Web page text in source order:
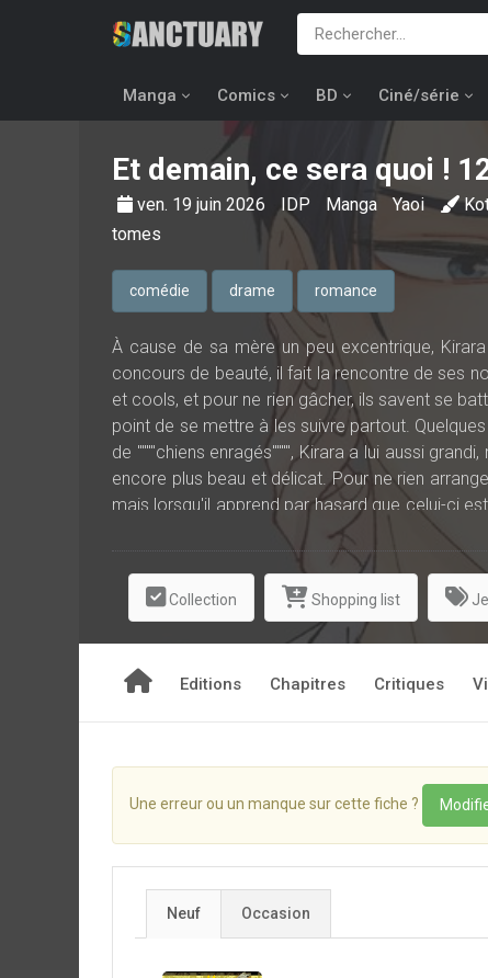
Manga Comics BD Ciné/série
Et demain, ce sera quoi !
ven. 19 juin 2026 IDP Manga Yaoi
tomes
comédie drame romance
À cause de sa mère un peu excentrique,
concours de beauté, il fait la rencontre de ses
et cools, et pour ne rien gâcher, ils savent se
point de se mettre à les suivre partout.
de """"chiens enragés"""", Kirara a lui aussi
encore plus beau et délicat. Pour ne rien
mais lorsqu'il apprend par hasard que celui-ci
plus absolu sur ses sentiments !!
Plongez dans l'histoire d'amour d'un
Collection Shopping list
Editions Chapitres Critiques
Une erreur ou un manque sur cette fiche ?
Neuf Occasion